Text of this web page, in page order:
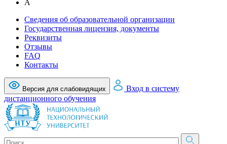
A
Сведения об образовательной организации
Государственная лицензия, документы
Реквизиты
Отзывы
FAQ
Контакты
Версия для слабовидящих
Вход в систему
дистанционного обучения